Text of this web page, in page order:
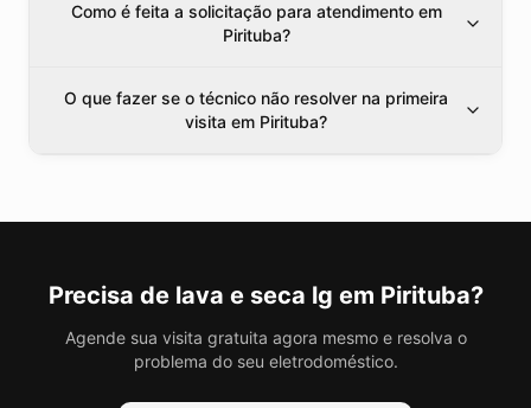
Como é feita a solicitação para atendimento em
Pirituba?
O que fazer se o técnico não resolver na primeira
visita em Pirituba?
Precisa de lava e seca lg em Pirituba?
Agende sua visita gratuita agora mesmo e resolva o
problema do seu eletrodoméstico.